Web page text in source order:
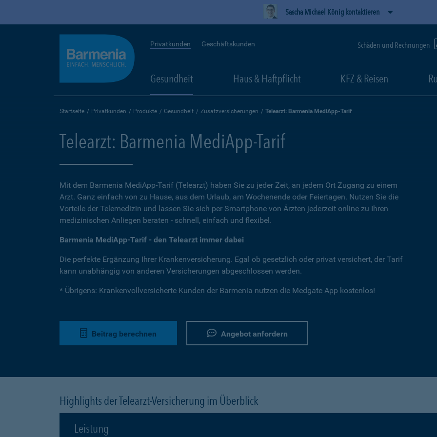
Sascha Michael König kontaktieren
Privatkunden Geschäftskunden Schäden und Rechnungen
Gesundheit Haus & Haftpflicht KFZ & Reisen
Startseite Privatkunden Produkte Gesundheit Zusatzversicherungen Telearzt: Barmenia MediApp-Tarif
Telearzt: Barmenia MediApp-Tarif
Mit dem Barmenia MediApp-Tarif (Telearzt) haben Sie zu jeder Zeit, an jedem Ort Zugang zu einem
Arzt. Ganz einfach von zu Hause, aus dem Urlaub, am Wochenende oder Feiertagen. Nutzen Sie die
Vorteile der Telemedizin und lassen Sie sich per Smartphone von Ärzten jederzeit online zu Ihren
medizinischen Anliegen beraten - schnell, einfach und flexibel.
Barmenia MediApp-Tarif - den Telearzt immer dabei
Die perfekte Ergänzung Ihrer Krankenversicherung. Egal ob gesetzlich oder privat versichert, der Tarif
kann unabhängig von anderen Versicherungen abgeschlossen werden.
* Übrigens: Krankenvollversicherte Kunden der Barmenia nutzen die Medgate App kostenlos!
Beitrag berechnen Angebot anfordern
Highlights der Telearzt-Versicherung im Überblick
Leistung